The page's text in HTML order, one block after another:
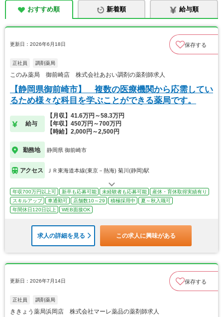
おすすめ順 新着順 給与順
更新日：2026年6月18日 保存する
正社員 調剤薬局
このみ薬局 御前崎店 株式会社あおい調剤の薬剤師求人
【静岡県御前崎市】 複数の医療機関から応需してい
るため様々な科目を学ぶことができる薬局です。
給与
【月収】41.6万円～58.3万円
【年収】450万円～700万円
【時給】2,000円～2,500円
勤務地 静岡県 御前崎市
アクセス ＪＲ東海道本線(東京－熱海) 菊川(静岡)駅
年収700万円以上可 新卒も応募可能 未経験者も応募可能
産休・育休取得実績有り
スキルアップ
車通勤可 店舗数10～29 積極採用中
夏～秋入職可
年間休日120日以上
WEB面接OK
求人の詳細を見る この求人に興味がある
更新日：2026年7月14日 保存する
正社員 調剤薬局
ききょう薬局浜岡店 株式会社マーレ薬品の薬剤師求人